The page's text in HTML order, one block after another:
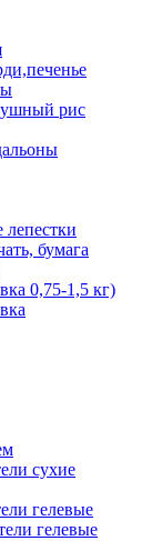
рис
бумага
0,75-1,5 кг)
сухие
гелевые
гелевые